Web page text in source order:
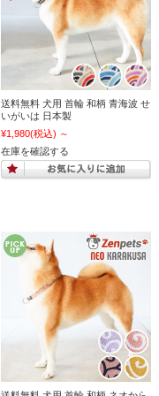
送料無料 犬用 首輪 和柄 青海波 せ
いがいは 日本製
¥1,980(税込) ～
在庫を確認する